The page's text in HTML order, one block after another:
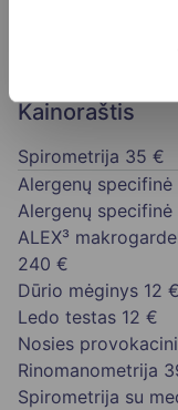
Kainoraštis
Spirometrija 35 €
Alergenų
Alergenų
ALEX³
240 €
Dūrio mėginys 12 €
Ledo testas 12 €
Nosies
Rinomanometrija
Spirometrija su